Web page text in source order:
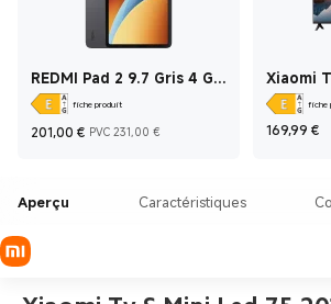
REDMI Pad 2 9.7 Gris 4 GO
+ 64 GOfiche produit
201,00 € Current Price €201
PVC 231,00 € Prix de vente 231,00 €
Xiaomi
Poucesfiche
169,99 €
Aperçu Caractéristiques